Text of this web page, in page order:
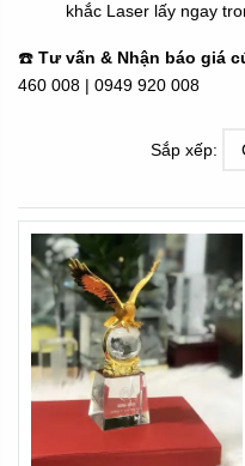
khắc Laser lấy ngay
☎️ Tư vấn & Nhận báo giá
460 008 | 0949 920 008
Sắp xếp: